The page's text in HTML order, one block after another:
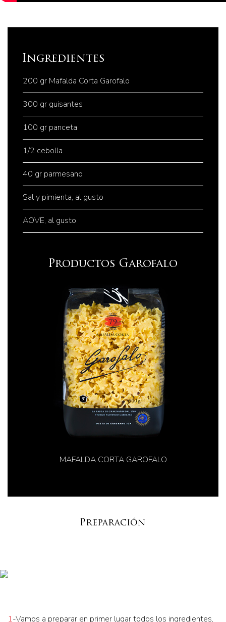
Ingredientes
200 gr Mafalda Corta Garofalo
300 gr guisantes
100 gr panceta
1/2 cebolla
40 gr parmesano
Sal y pimienta, al gusto
AOVE, al gusto
Productos Garofalo
MAFALDA CORTA GAROFALO
Preparación
1-Vamos a preparar en primer lugar todos los ingredientes,